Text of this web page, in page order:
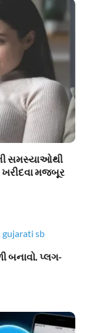
સમસ્યાઓથી
ખરીદવા મજબૂર
બનાવો. પ્લગ-